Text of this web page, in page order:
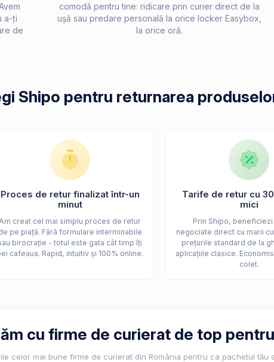
a-ți
de
comodă pentru tine: ridicare prin curier direct de la
ușă sau predare personală la orice locker Easybox,
la orice oră.
Shipo pentru returnarea
Proces de retur finalizat într-un
minut
Am creat cel mai simplu proces de retur
pe piață. Fără formulare interminabile
birocrație - totul este gata cât timp îți
cafeaua. Rapid, intuitiv și 100% online.
Tarife de retur cu
mici
Prin Shipo,
negociate direct cu marii
prețurile standard de la
aplicațiile clasice.
colet.
cu firme de curierat de top
celor mai bune firme de curierat din România pentru ca pachetul tău